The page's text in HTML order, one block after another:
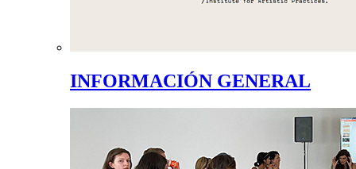
INFORMACIÓN GENERAL